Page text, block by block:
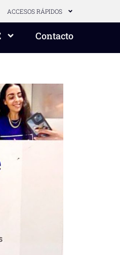
ACCESOS RÁPIDOS
Contacto